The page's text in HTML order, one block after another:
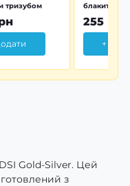
тризубом
блакитна
255 грн
+
Gold-Silver. Цей
з